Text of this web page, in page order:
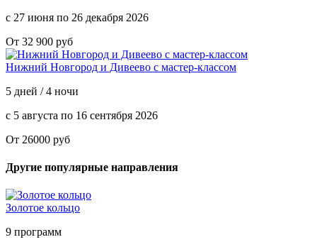
с 27 июня по 26 декабря 2026
От 32 900 руб
Нижний Новгород и Дивеево с мастер-классом
5 дней / 4 ночи
с 5 августа по 16 сентября 2026
От 26000 руб
Другие популярные направления
Золотое кольцо
9 программ